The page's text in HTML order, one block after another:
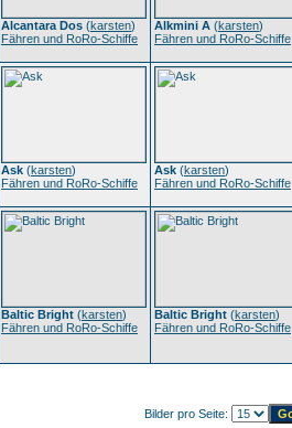
Alcantara Dos (karsten)
Fähren und RoRo-Schiffe
Alkmini A (karsten)
Fähren und RoRo-Schiffe
Ask (karsten)
Fähren und RoRo-Schiffe
Ask (karsten)
Fähren und RoRo-Schiffe
Baltic Bright (karsten)
Fähren und RoRo-Schiffe
Baltic Bright (karsten)
Fähren und RoRo-Schiffe
Bilder pro Seite: